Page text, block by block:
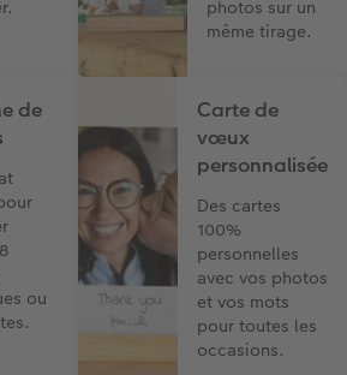
photos sur un
même tirage.
de
ou
Carte de
vœux
personnalisée
Des cartes
100%
personnelles
avec vos photos
et vos mots
pour toutes les
occasions.